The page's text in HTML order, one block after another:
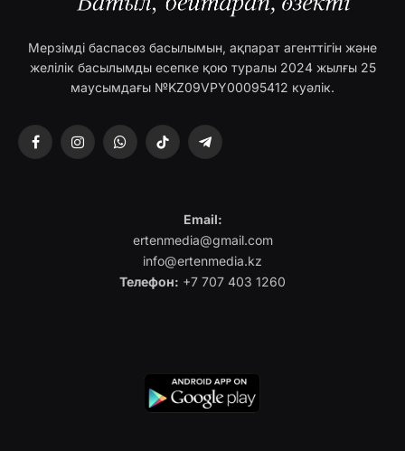
Мерзімді баспасөз басылымын, ақпарат агенттігін және
желілік басылымды есепке қою туралы 2024 жылғы 25
маусымдағы №KZ09VPY00095412 куәлік.
FacebookInstagramWhatsAppTikTok Telegram
Email:
ertenmedia@gmail.com
info@ertenmedia.kz
Телефон: +7 707 403 1260